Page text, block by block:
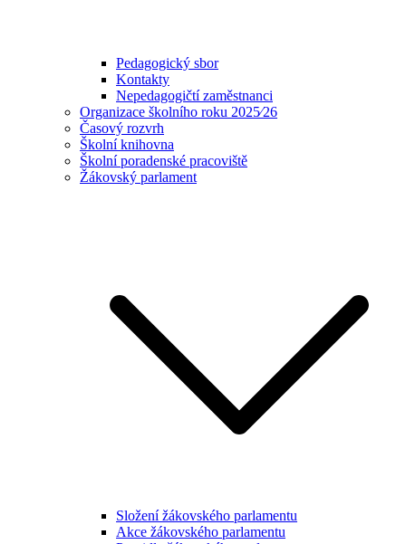
Pedagogický sbor
Kontakty
Nepedagogičtí zaměstnanci
Organizace školního roku 2025⁄26
Časový rozvrh
Školní knihovna
Školní poradenské pracoviště
Žákovský parlament
Složení žákovského parlamentu
Akce žákovského parlamentu